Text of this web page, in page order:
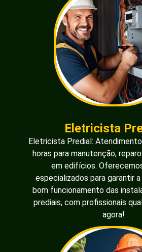
Eletricista
Eletricista Predial:
horas para manutenção,
em edifícios.
especializados para garantir
bom funcionamento das
prediais, com profissionais
agora!